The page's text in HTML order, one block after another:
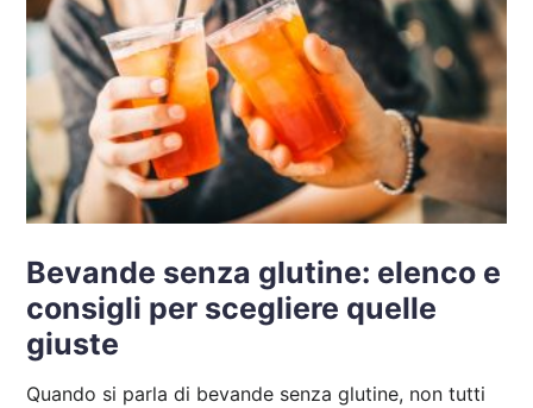
Bevande senza glutine: elenco e
consigli per scegliere quelle
giuste
Quando si parla di bevande senza glutine, non tutti